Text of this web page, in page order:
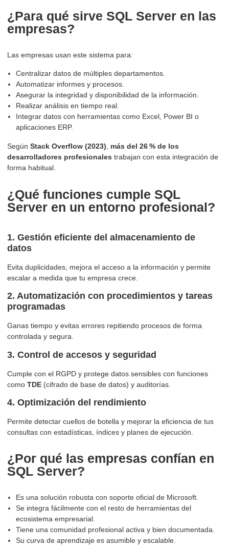
¿Para qué sirve SQL Server en las
empresas?
Las empresas usan este sistema para:
Centralizar datos de múltiples departamentos.
Automatizar informes y procesos.
Asegurar la integridad y disponibilidad de la información.
Realizar análisis en tiempo real.
Integrar datos con herramientas como Excel, Power BI o
aplicaciones ERP.
Según Stack Overflow (2023), más del 26 % de los
desarrolladores profesionales trabajan con esta integración de
forma habitual.
¿Qué funciones cumple SQL
Server en un entorno profesional?
1. Gestión eficiente del almacenamiento de
datos
Evita duplicidades, mejora el acceso a la información y permite
escalar a medida que tu empresa crece.
2. Automatización con procedimientos y tareas
programadas
Ganas tiempo y evitas errores repitiendo procesos de forma
controlada y segura.
3. Control de accesos y seguridad
Cumple con el RGPD y protege datos sensibles con funciones
como TDE (cifrado de base de datos) y auditorías.
4. Optimización del rendimiento
Permite detectar cuellos de botella y mejorar la eficiencia de tus
consultas con estadísticas, índices y planes de ejecución.
¿Por qué las empresas confían en
SQL Server?
Es una solución robusta con soporte oficial de Microsoft.
Se integra fácilmente con el resto de herramientas del
ecosistema empresarial.
Tiene una comunidad profesional activa y bien documentada.
Su curva de aprendizaje es asumible y escalable.